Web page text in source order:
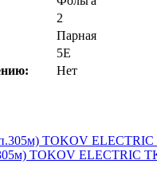
2
Парная
5E
Нет
TOKOV ELECTRIC